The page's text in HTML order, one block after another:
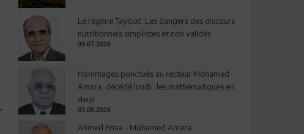
,
Le régime Tayibat: Les dangers des discours
nutritionnels simplistes et non validés
09.07.2026
Hommages ponctués au recteur Mohamed
Amara, décédé lundi : les mathématiques en
deuil
03.08.2026
Ahmed Friaa - Mohamed Amara: